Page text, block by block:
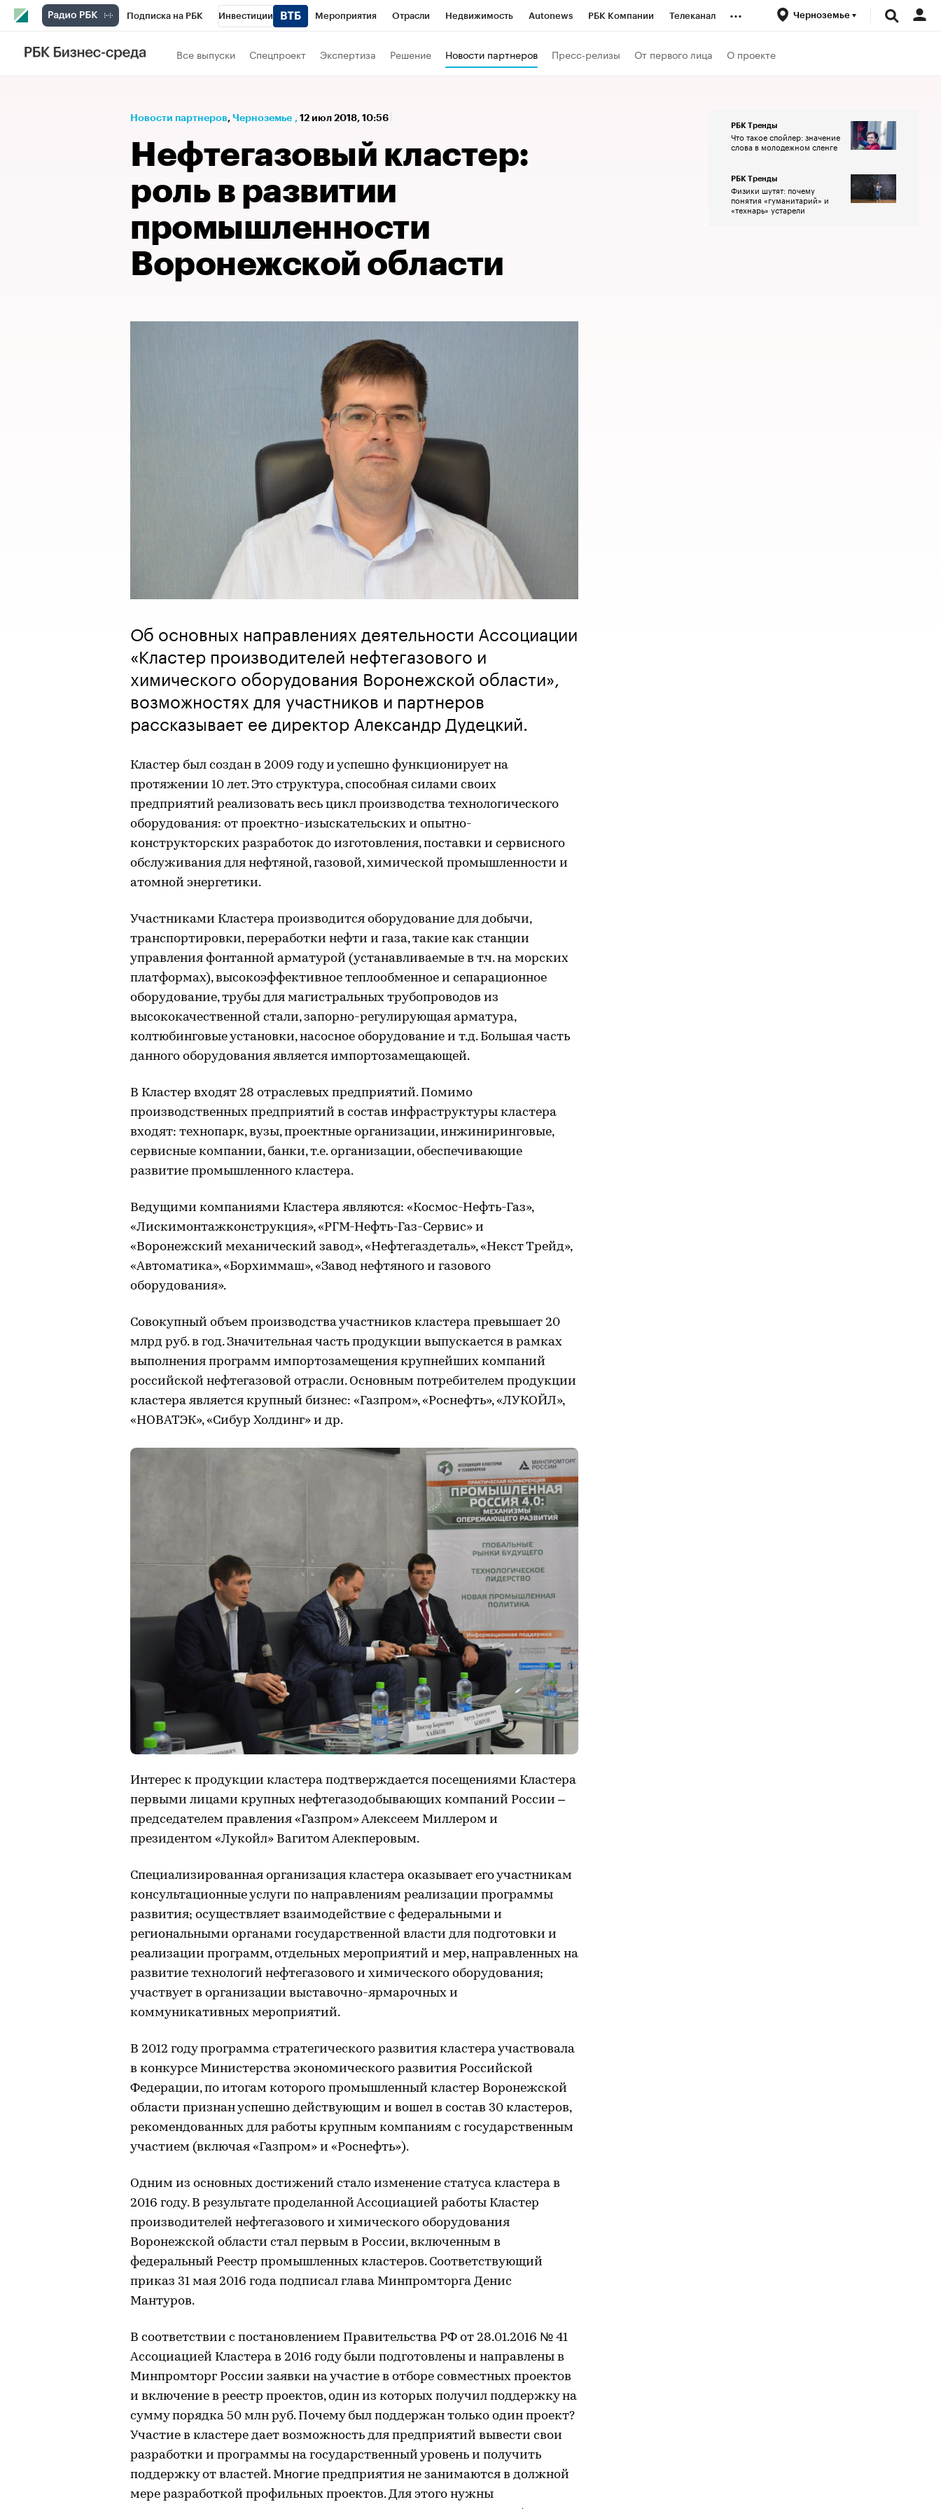
Подписка на РБК Инвестиции Мероприятия Отрасли Недвижимость Autonews РБК Компании Телеканал
РБК Вино
Проверка контрагентов
... Черноземье
Все выпуски Спецпроект Экспертиза Решение Новости партнеров Пресс-релизы От первого лица О проекте
Новости партнеров⁠, Черноземье , 12 июл 2018, 10:56
Нефтегазовый кластер:
роль в развитии
промышленности
Воронежской области
Об основных направлениях деятельности Ассоциации
«Кластер производителей нефтегазового и
химического оборудования Воронежской области»,
возможностях для участников и партнеров
рассказывает ее директор Александр Дудецкий.
Кластер был создан в 2009 году и успешно функционирует на
протяжении 10 лет. Это структура, способная силами своих
предприятий реализовать весь цикл производства технологического
оборудования: от проектно-изыскательских и опытно-
конструкторских разработок до изготовления, поставки и сервисного
обслуживания для нефтяной, газовой, химической промышленности и
атомной энергетики.
Участниками Кластера производится оборудование для добычи,
транспортировки, переработки нефти и газа, такие как станции
управления фонтанной арматурой (устанавливаемые в т.ч. на морских
платформах), высокоэффективное теплообменное и сепарационное
оборудование, трубы для магистральных трубопроводов из
высококачественной стали, запорно-регулирующая арматура,
колтюбинговые установки, насосное оборудование и т.д. Большая часть
данного оборудования является импортозамещающей.
В Кластер входят 28 отраслевых предприятий. Помимо
производственных предприятий в состав инфраструктуры кластера
входят: технопарк, вузы, проектные организации, инжиниринговые,
сервисные компании, банки, т.е. организации, обеспечивающие
развитие промышленного кластера.
Ведущими компаниями Кластера являются: «Космос-Нефть-Газ»,
«Лискимонтажконструкция», «РГМ-Нефть-Газ-Сервис» и
«Воронежский механический завод», «Нефтегаздеталь», «Некст Трейд»,
«Автоматика», «Борхиммаш», «Завод нефтяного и газового
оборудования».
Совокупный объем производства участников кластера превышает 20
млрд руб. в год. Значительная часть продукции выпускается в рамках
выполнения программ импортозамещения крупнейших компаний
российской нефтегазовой отрасли. Основным потребителем продукции
кластера является крупный бизнес: «Газпром», «Роснефть», «ЛУКОЙЛ»,
«НОВАТЭК», «Сибур Холдинг» и др.
Интерес к продукции кластера подтверждается посещениями Кластера
первыми лицами крупных нефтегазодобывающих компаний России –
председателем правления «Газпром» Алексеем Миллером и
президентом «Лукойл» Вагитом Алекперовым.
Специализированная организация кластера оказывает его участникам
консультационные услуги по направлениям реализации программы
развития; осуществляет взаимодействие с федеральными и
региональными органами государственной власти для подготовки и
реализации программ, отдельных мероприятий и мер, направленных на
развитие технологий нефтегазового и химического оборудования;
участвует в организации выставочно-ярмарочных и
коммуникативных мероприятий.
В 2012 году программа стратегического развития кластера участвовала
в конкурсе Министерства экономического развития Российской
Федерации, по итогам которого промышленный кластер Воронежской
области признан успешно действующим и вошел в состав 30 кластеров,
рекомендованных для работы крупным компаниям с государственным
участием (включая «Газпром» и «Роснефть»).
Одним из основных достижений стало изменение статуса кластера в
2016 году. В результате проделанной Ассоциацией работы Кластер
производителей нефтегазового и химического оборудования
Воронежской области стал первым в России, включенным в
федеральный Реестр промышленных кластеров. Соответствующий
приказ 31 мая 2016 года подписал глава Минпромторга Денис
Мантуров.
В соответствии с постановлением Правительства РФ от 28.01.2016 № 41
Ассоциацией Кластера в 2016 году были подготовлены и направлены в
Минпромторг России заявки на участие в отборе совместных проектов
и включение в реестр проектов, один из которых получил поддержку на
сумму порядка 50 млн руб. Почему был поддержан только один проект?
Участие в кластере дает возможность для предприятий вывести свои
разработки и программы на государственный уровень и получить
поддержку от властей. Многие предприятия не занимаются в должной
мере разработкой профильных проектов. Для этого нужны
РБК Тренды
Что такое спойлер: значение
слова в молодежном сленге
РБК Тренды
Физики шутят: почему
понятия «гуманитарий» и
«технарь» устарели